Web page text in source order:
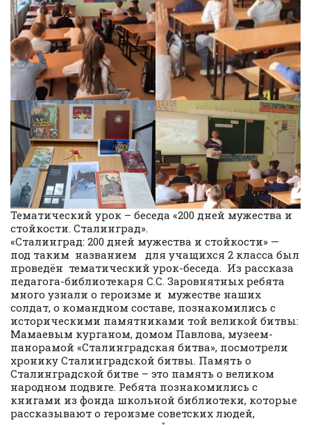
Тематический урок – беседа «200 дней мужества и
стойкости. Сталинград».
«Сталинград: 200 дней мужества и стойкости» —
под таким названием для учащихся 2 класса был
проведён тематический урок-беседа. Из рассказа
педагога-библиотекаря С.С. Заровнятных ребята
много узнали о героизме и мужестве наших
солдат, о командном составе, познакомились с
историческими памятниками той великой битвы:
Мамаевым курганом, домом Павлова, музеем-
панорамой «Сталинградская битва», посмотрели
хронику Сталинградской битвы. Память о
Сталинградской битве – это память о великом
народном подвиге. Ребята познакомились с
книгами из фонда школьной библиотеки, которые
рассказывают о героизме советских людей,